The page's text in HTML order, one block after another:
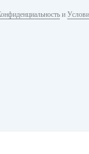
и